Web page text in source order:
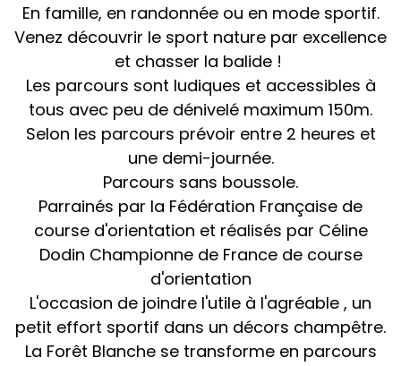
En famille, en randonnée ou en mode sportif.
Venez découvrir le sport nature par excellence
et chasser la balide !
Les parcours sont ludiques et accessibles à
tous avec peu de dénivelé maximum 150m.
Selon les parcours prévoir entre 2 heures et
une demi-journée.
Parcours sans boussole.
Parrainés par la Fédération Française de
course d'orientation et réalisés par Céline
Dodin Championne de France de course
d'orientation
L'occasion de joindre l'utile à l'agréable , un
petit effort sportif dans un décors champêtre.
La Forêt Blanche se transforme en parcours